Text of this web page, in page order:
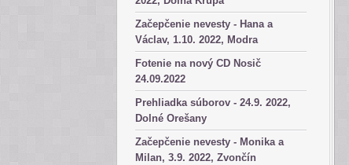
Začepčenie nevesty - Hana a
Václav, 1.10. 2022, Modra
Fotenie na nový CD Nosič
24.09.2022
Prehliadka súborov - 24.9. 2022,
Dolné Orešany
Začepčenie nevesty - Monika a
Milan, 3.9. 2022, Zvončín